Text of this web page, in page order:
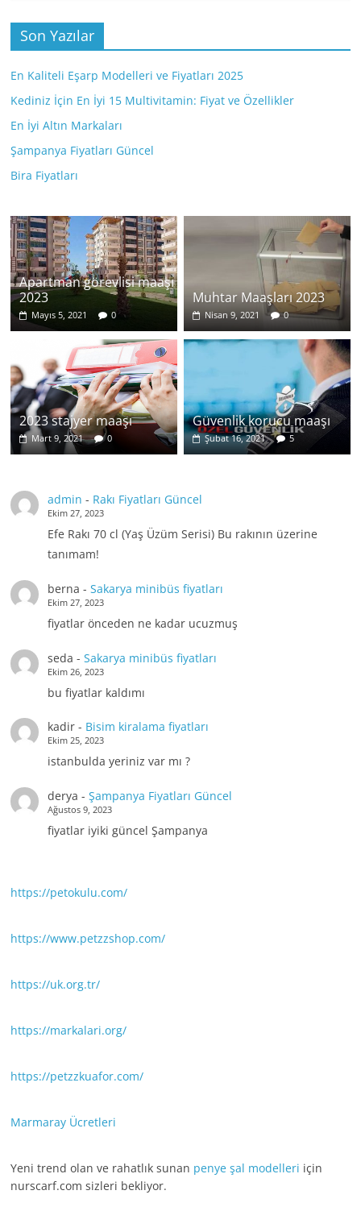
Son Yazılar
En Kaliteli Eşarp Modelleri ve Fiyatları 2025
Kediniz İçin En İyi 15 Multivitamin: Fiyat ve Özellikler
En İyi Altın Markaları
Şampanya Fiyatları Güncel
Bira Fiyatları
Apartman görevlisi maaşı
2023
Mayıs 5, 2021 0
Muhtar Maaşları 2023
Nisan 9, 2021 0
2023 stajyer maaşı
Mart 9, 2021 0
Güvenlik korucu maaşı
Şubat 16, 2021 5
admin - Rakı Fiyatları Güncel
Ekim 27, 2023
Efe Rakı 70 cl (Yaş Üzüm Serisi) Bu rakının üzerine
tanımam!
berna - Sakarya minibüs fiyatları
Ekim 27, 2023
fiyatlar önceden ne kadar ucuzmuş
seda - Sakarya minibüs fiyatları
Ekim 26, 2023
bu fiyatlar kaldımı
kadir- Bisim kiralama fiyatları
Ekim 25, 2023
istanbulda yeriniz var mı ?
derya - Şampanya Fiyatları Güncel
Ağustos 9, 2023
fiyatlar iyiki güncel Şampanya
https://petokulu.com/
https://www.petzzshop.com/
https://uk.org.tr/
https://markalari.org/
https://petzzkuafor.com/
Marmaray Ücretleri
Yeni trend olan ve rahatlık sunan penye şal modelleri için
nurscarf.com sizleri bekliyor.